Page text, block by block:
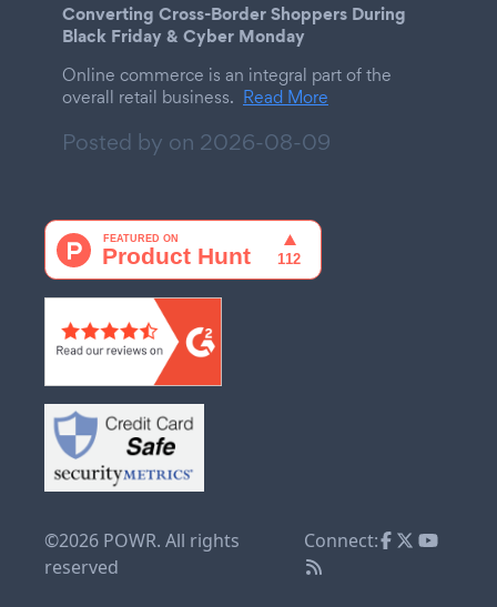
Converting Cross-Border Shoppers During
Black Friday & Cyber Monday
Online commerce is an integral part of the
overall retail business. Read More
Posted by on 2026-08-09
©2026 POWR. All rights
reserved
Connect: